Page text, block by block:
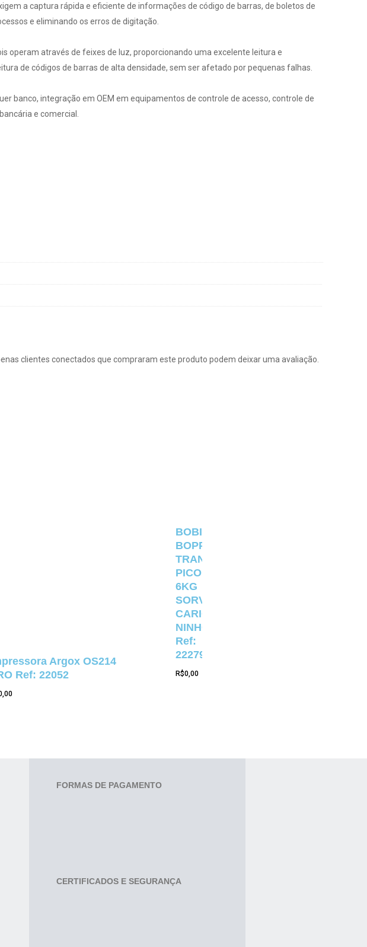
a captura rápida e eficiente de informações de código de barras, de boletos de
e eliminando os erros de digitação.
operam através de feixes de luz, proporcionando uma excelente leitura e
de códigos de barras de alta densidade, sem ser afetado por pequenas falhas.
banco, integração em OEM em equipamentos de controle de acesso, controle de
e comercial.
clientes conectados que compraram este produto podem deixar uma avaliação.
Argox OS214
Ref: 22052
BOBINA
BOPP
TRANSPARENTE
PICOLÉ
6KG
SORVETERIA
CARIOCA
NINHO
Ref:
22279
R$0,00
FORMAS DE PAGAMENTO
CERTIFICADOS E SEGURANÇA